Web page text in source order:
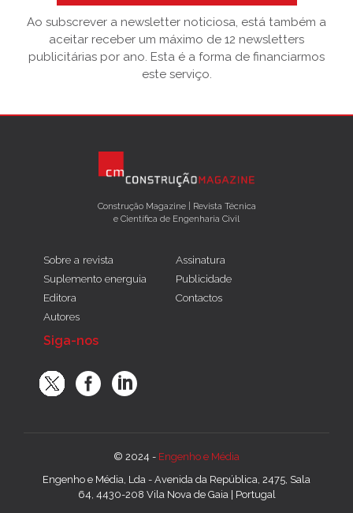
Ao subscrever a newsletter noticiosa, está também a
aceitar receber um máximo de 12 newsletters
publicitárias por ano. Esta é a forma de financiarmos
este serviço.
Construção Magazine | Revista Técnica
e Científica de Engenharia Civil
Sobre a revista
Suplemento energuia
Editora
Autores
Assinatura
Publicidade
Contactos
Siga-nos
© 2024 - Engenho e Média
Engenho e Média, Lda - Avenida da República, 2475, Sala
64, 4430-208 Vila Nova de Gaia | Portugal